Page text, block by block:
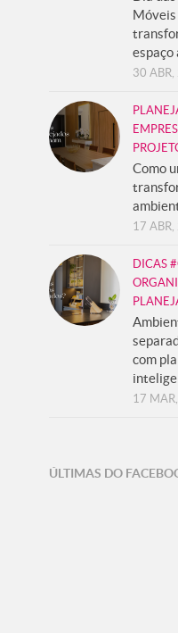
Móveis
espaço
30
Como
17
DICAS
com
17
ÚLTIMAS DO